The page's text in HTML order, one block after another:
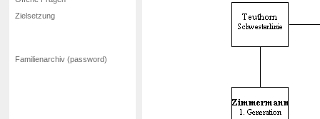
Zielsetzung
Familienarchiv (password)